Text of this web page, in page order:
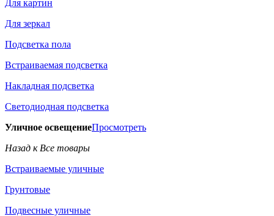
Для картин
Для зеркал
Подсветка пола
Встраиваемая подсветка
Накладная подсветка
Светодиодная подсветка
Уличное освещениеПросмотреть
Назад к Все товары
Встраиваемые уличные
Грунтовые
Подвесные уличные